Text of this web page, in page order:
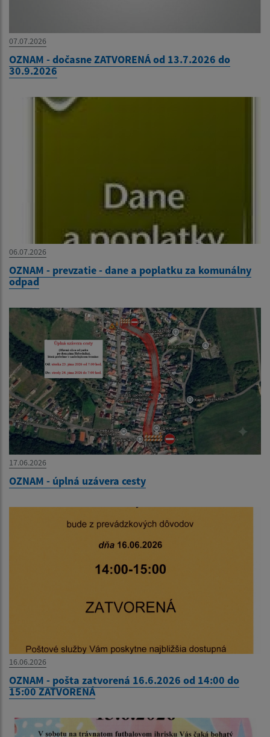
07.07.2026
OZNAM - dočasne ZATVORENÁ od 13.7.2026 do
30.9.2026
06.07.2026
OZNAM - prevzatie - dane a poplatku za komunálny
odpad
17.06.2026
OZNAM - úplná uzávera cesty
16.06.2026
OZNAM - pošta zatvorená 16.6.2026 od 14:00 do
15:00 ZATVORENÁ